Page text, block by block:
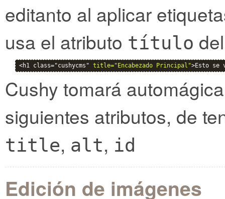
editanto al aplicar
usa el atributo título
<h1 class="cushycms" title="Encabezado Principal">Esto se
Cushy tomará
siguientes atributos, de
title, alt, id
Edición de imágenes